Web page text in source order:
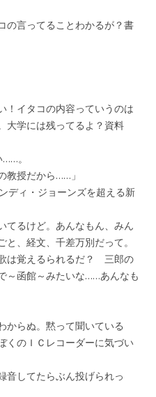
の言ってることわかるが？書
！イタコの内容っていうのは
大学には残ってるよ？資料
。
教授だから……」
ィ・ジョーンズを超える新
てるけど。あんなもん、みん
、経文、千差万別だって。
は覚えるられるだ？ 三郎の
～函館～みたいな……あんなも
からぬ。黙って聞いている
くのＩＣレコーダーに気づい
音してたらぶん投げられっ